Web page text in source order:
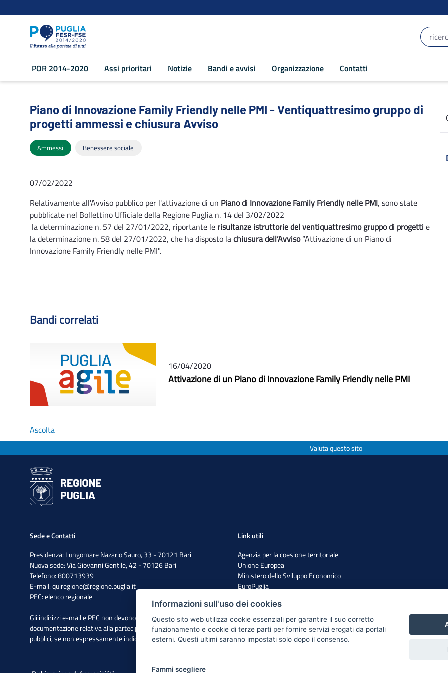
POR 2014-2020 Assi prioritari Notizie Bandi e avvisi Organizzazione Contatti
Piano di Innovazione Family Friendly nelle PMI - Ventiquattresimo gruppo di
Piano di Innovazione Family Friendly nelle PMI - Ventiquattresimo gruppo di
progetti ammessi e chiusura Avviso
Ammessi Benessere sociale
07/02/2022
Relativamente all'Avviso pubblico per l'attivazione di un Piano di Innovazione Family Friendly nelle PMI, sono state
pubblicate nel Bollettino Ufficiale della Regione Puglia n. 14 del 3/02/2022
la determinazione n. 57 del 27/01/2022, riportante le risultanze istruttorie del ventiquattresimo gruppo di progetti e
la determinazione n. 58 del 27/01/2022, che ha disposto lachiusura dell’Avviso“Attivazione di un Piano di
Innovazione Family Friendly nelle PMI".
Bandi correlati
16/04/2020
Attivazione di un Piano di Innovazione Family Friendly nelle PMI
Ascolta
Valuta questo sito
Sede e Contatti
Presidenza: Lungomare Nazario Sauro, 33 - 70121 Bari
Nuova sede: Via Giovanni Gentile, 42 - 70126 Bari
Telefono: 800713939
E-mail:quiregione@regione.puglia.it
PEC:elenco regionale
Gli indirizzi e-mail e PEC non devono essere utilizzati per l'invio di
documentazione relativa alla partecipazione a bandi e avvisi
pubblici, se non espressamente indicato.
Link utili
Agenzia per la coesione territoriale
Unione Europea
Ministero dello Sviluppo Economico
EuroPuglia
Sistema Puglia
Informazioni sull'uso dei cookies
Questo sito web utilizza cookie essenziali per garantire il suo corretto
funzionamento e cookie di terze parti per fornire servizi erogati da portali
esterni. Questi ultimi saranno impostati solo dopo il consenso.
Fammi scegliere